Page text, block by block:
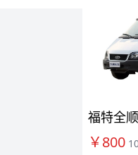
福特全
￥800